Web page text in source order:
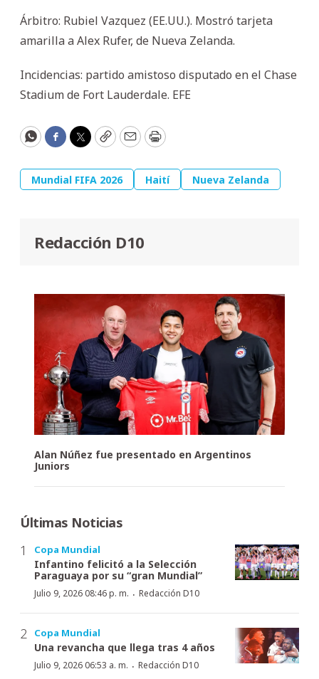
Árbitro: Rubiel Vazquez (EE.UU.). Mostró tarjeta
amarilla a Alex Rufer, de Nueva Zelanda.
Incidencias: partido amistoso disputado en el Chase
Stadium de Fort Lauderdale. EFE
WhatsApp
Facebook
Twitter
CopyEmailPrint
Mundial FIFA 2026 Haití Nueva Zelanda
Redacción D10
Alan Núñez fue presentado en Argentinos
Juniors
Últimas Noticias
Copa Mundial
Infantino felicitó a la Selección
Paraguaya por su “gran Mundial”
Julio 9, 2026 08:46 p. m. · Redacción D10
Copa Mundial
Una revancha que llega tras 4 años
Julio 9, 2026 06:53 a. m. · Redacción D10